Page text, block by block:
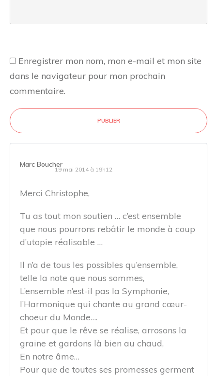
Enregistrer mon nom, mon e-mail et mon site
dans le navigateur pour mon prochain
commentaire.
PUBLIER
Marc Boucher
19 mai 2014 à 19h12
Merci Christophe,
Tu as tout mon soutien … c’est ensemble
que nous pourrons rebâtir le monde à coup
d’utopie réalisable …
Il n’a de tous les possibles qu’ensemble,
telle la note que nous sommes,
L’ensemble n’est-il pas la Symphonie,
l’Harmonique qui chante au grand cœur-
choeur du Monde….
Et pour que le rêve se réalise, arrosons la
graine et gardons là bien au chaud,
En notre âme…
Pour que de toutes ses promesses germent